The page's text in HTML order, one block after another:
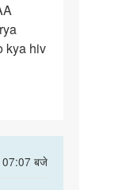
kya hiv
बजे